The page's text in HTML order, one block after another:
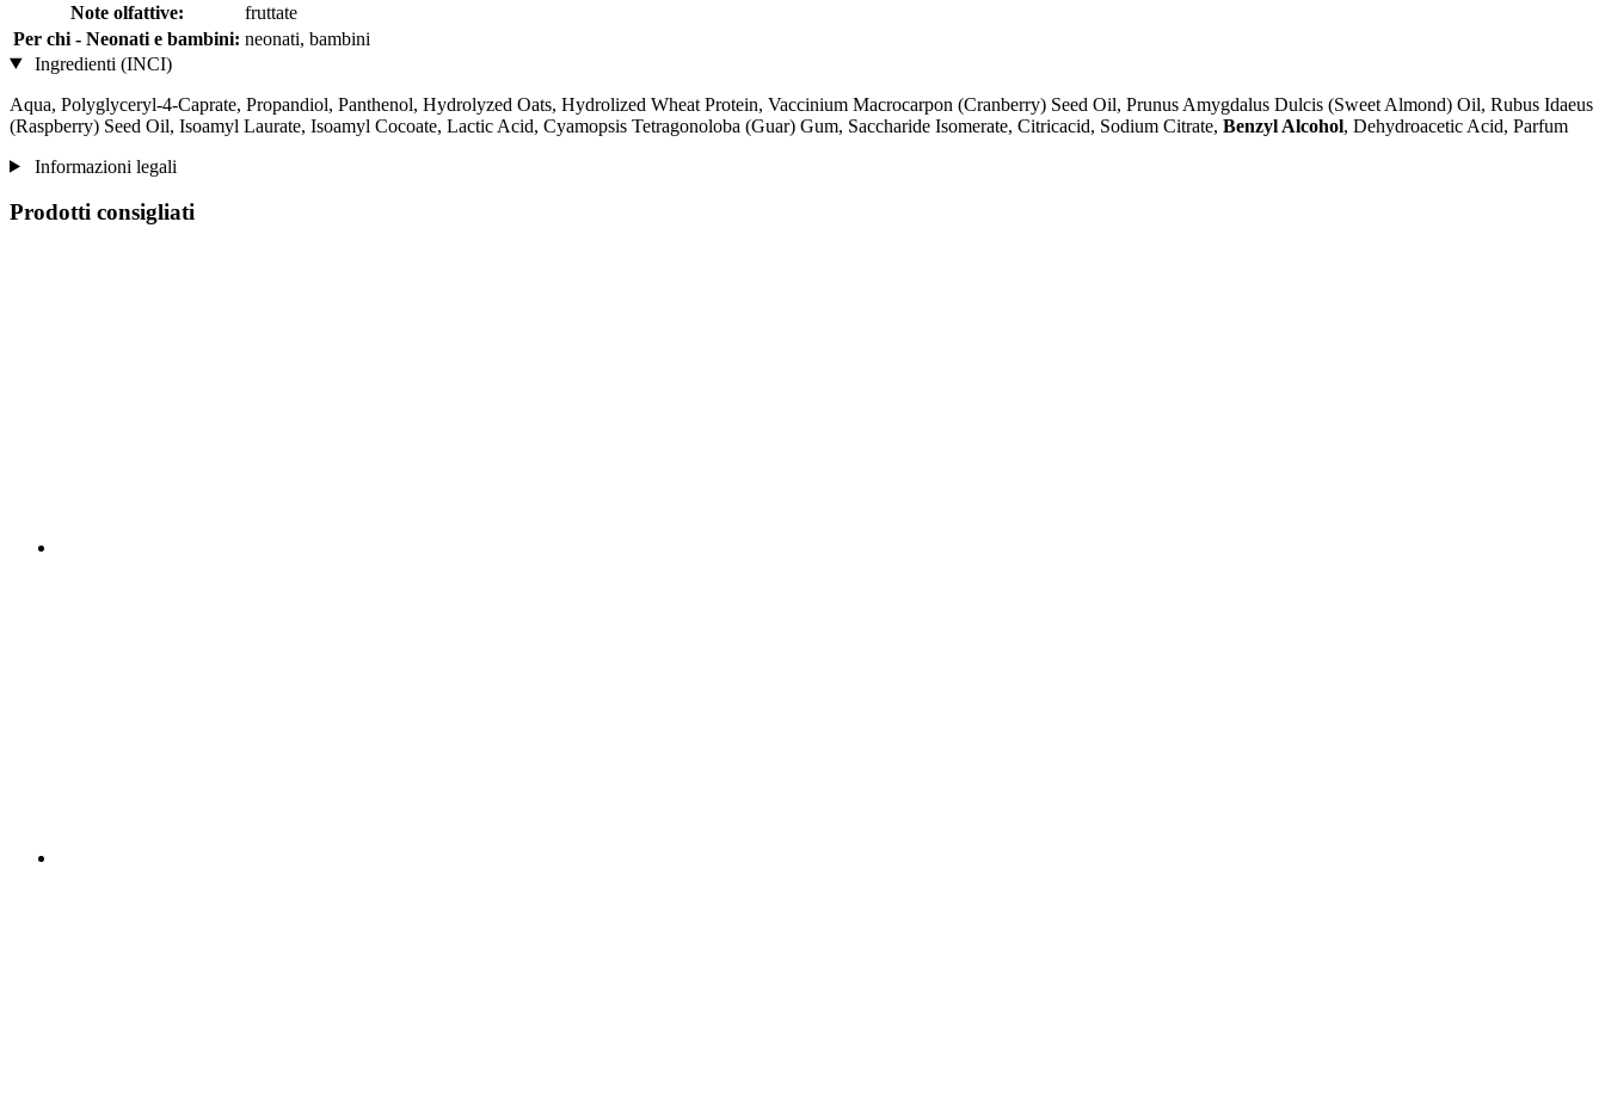
Note olfattive:
fruttate
Per chi - Neonati e bambini: neonati, bambini
Ingredienti (INCI)
Aqua, Polyglyceryl-4-Caprate, Propandiol, Panthenol, Hydrolyzed Oats, Hydrolized Wheat Protein, Vaccinium Macrocarpon (Cranberry) Seed Oil, Prunus Amygdalus Dulcis (Sweet Almond) Oil, Rubus Idaeus
(Raspberry) Seed Oil, Isoamyl Laurate, Isoamyl Cocoate, Lactic Acid, Cyamopsis Tetragonoloba (Guar) Gum, Saccharide Isomerate, Citricacid, Sodium Citrate, Benzyl Alcohol, Dehydroacetic Acid, Parfum
Informazioni legali
Prodotti consigliati